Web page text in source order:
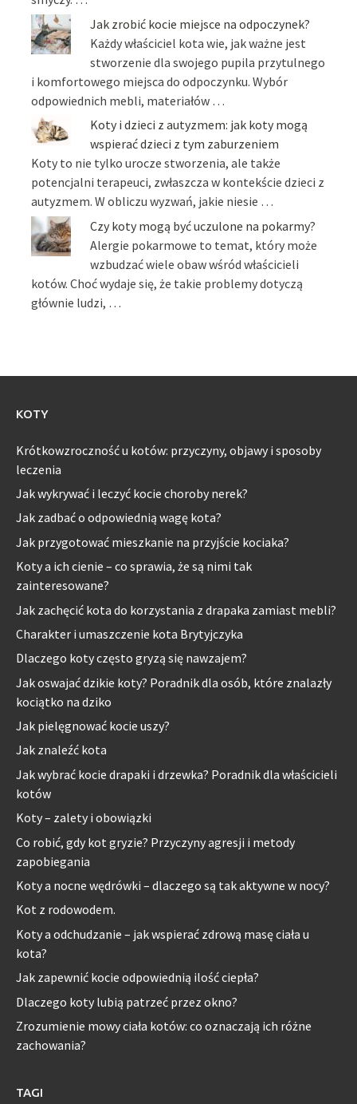
Jak zrobić kocie miejsce na odpoczynek?
Każdy właściciel kota wie, jak ważne jest
stworzenie dla swojego pupila przytulnego
i komfortowego miejsca do odpoczynku. Wybór
odpowiednich mebli, materiałów …
Koty i dzieci z autyzmem: jak koty mogą
wspierać dzieci z tym zaburzeniem
Koty to nie tylko urocze stworzenia, ale także
potencjalni terapeuci, zwłaszcza w kontekście dzieci z
autyzmem. W obliczu wyzwań, jakie niesie …
Czy koty mogą być uczulone na pokarmy?
Alergie pokarmowe to temat, który może
wzbudzać wiele obaw wśród właścicieli
kotów. Choć wydaje się, że takie problemy dotyczą
głównie ludzi, …
KOTY
Krótkowzroczność u kotów: przyczyny, objawy i sposoby
leczenia
Jak wykrywać i leczyć kocie choroby nerek?
Jak zadbać o odpowiednią wagę kota?
Jak przygotować mieszkanie na przyjście kociaka?
Koty a ich cienie – co sprawia, że są nimi tak
zainteresowane?
Jak zachęcić kota do korzystania z drapaka zamiast mebli?
Charakter i umaszczenie kota Brytyjczyka
Dlaczego koty często gryzą się nawzajem?
Jak oswajać dzikie koty? Poradnik dla osób, które znalazły
kociątko na dziko
Jak pielęgnować kocie uszy?
Jak znaleźć kota
Jak wybrać kocie drapaki i drzewka? Poradnik dla właścicieli
kotów
Koty – zalety i obowiązki
Co robić, gdy kot gryzie? Przyczyny agresji i metody
zapobiegania
Koty a nocne wędrówki – dlaczego są tak aktywne w nocy?
Kot z rodowodem.
Koty a odchudzanie – jak wspierać zdrową masę ciała u
kota?
Jak zapewnić kocie odpowiednią ilość ciepła?
Dlaczego koty lubią patrzeć przez okno?
Zrozumienie mowy ciała kotów: co oznaczają ich różne
zachowania?
TAGI